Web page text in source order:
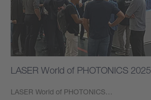
LASER World of PHOTONICS 2025
LASER World of PHOTONICS…